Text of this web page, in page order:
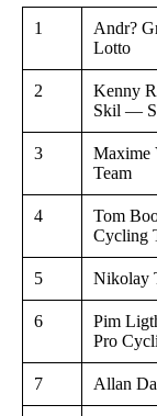
1
Andr?
Lotto
2
Kenny
Skil —
3
Maxime
Team
4
Tom
Cycling
5 Nikolay
6
Pim
Pro
7 Allan